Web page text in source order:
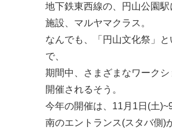
地下鉄東西線の、円山公園
施設、マルヤマクラス。
なんでも、「円山文化祭」と
で、
期間中、さまざまなワーク
開催されるそう。
今年の開催は、11月1日(土)~9
南のエントランス(スタバ側)